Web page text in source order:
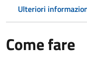
Ulteriori
Come fare